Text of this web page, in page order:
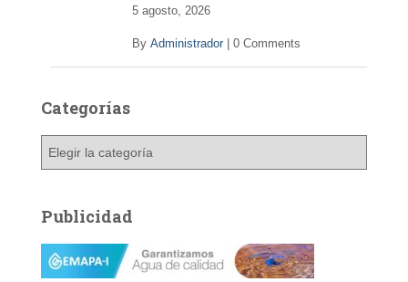
5 agosto, 2026
By Administrador 0 Comments
Categorías
g
o
Publicidad